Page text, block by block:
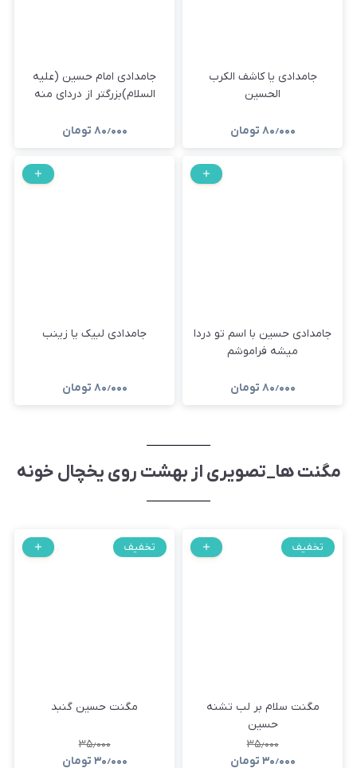
جامدادی یا کاشف الکرب
الحسین
۸۰٫۰۰۰ تومان
جامدادی امام حسین (علیه
السلام)بزرگتر از دردای منه
۸۰٫۰۰۰ تومان
جامدادی حسین با اسم تو دردا
میشه فراموشم
۸۰٫۰۰۰ تومان
جامدادی لبیک یا زینب
۸۰٫۰۰۰ تومان
مگنت ها_تصویری از بهشت روی یخچال خونه
تخفیف
مگنت سلام بر لب تشنه
حسین
۳۵٫۰۰۰
۳۰٫۰۰۰ تومان
تخفیف
مگنت حسین گنبد
۳۵٫۰۰۰
۳۰٫۰۰۰ تومان